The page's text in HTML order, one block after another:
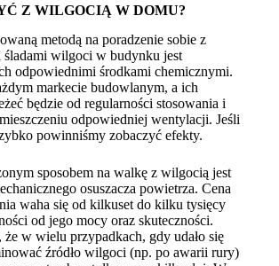
Z WILGOCIĄ W DOMU?
metodą na poradzenie sobie z
śladami wilgoci w budynku jest
odpowiednimi środkami chemicznymi.
markecie budowlanym, a ich
będzie od regularności stosowania i
odpowiedniej wentylacji. Jeśli
powinniśmy zobaczyć efekty.
sposobem na walkę z wilgocią jest
osuszacza powietrza. Cena
waha się od kilkuset do kilku tysięcy
od jego mocy oraz skuteczności.
że w wielu przypadkach, gdy udało się
źródło wilgoci (np. po awarii rury)